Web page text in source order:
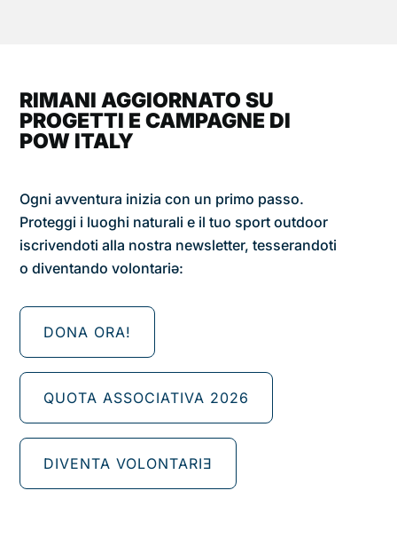
RIMANI AGGIORNATO SU
PROGETTI E CAMPAGNE DI
POW ITALY
Ogni avventura inizia con un primo passo.
Proteggi i luoghi naturali e il tuo sport outdoor
iscrivendoti alla nostra newsletter, tesserandoti
o diventando volontariǝ:
DONA ORA!
QUOTA ASSOCIATIVA 2026
DIVENTA VOLONTARIƎ